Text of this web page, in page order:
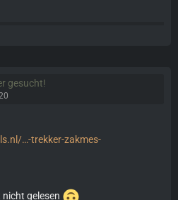
gesucht!
…-trekker-zakmes-
gelesen